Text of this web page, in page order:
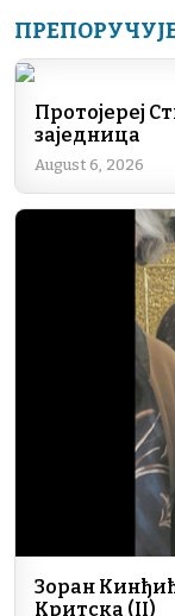
c
b
o
o
k
Протојереј
заједница
August 6, 2026
Зоран
Критска (II)